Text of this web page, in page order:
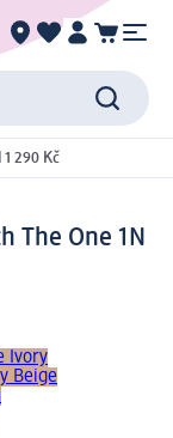
290 Kč
The One 1N
Ivory
Beige